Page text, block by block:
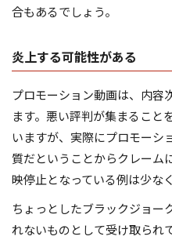
合もあるでしょう。
炎上する可能性がある
プロモーション動画は、内容
ます。悪い評判が集まること
いますが、実際にプロモーシ
質だということからクレーム
映停止となっている例は少な
ちょっとしたブラックジョー
れないものとして受け取られ